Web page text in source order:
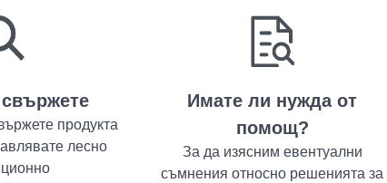
свържете
продукта
лесно
Имате ли нужда от
помощ?
За да изясним евентуални
съмнения относно решенията за